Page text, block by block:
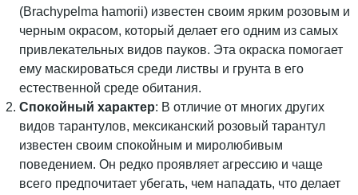
(Brachypelma hamorii) известен своим ярким розовым и
черным окрасом, который делает его одним из самых
привлекательных видов пауков. Эта окраска помогает
ему маскироваться среди листвы и грунта в его
естественной среде обитания.
Спокойный характер: В отличие от многих других
видов тарантулов, мексиканский розовый тарантул
известен своим спокойным и миролюбивым
поведением. Он редко проявляет агрессию и чаще
всего предпочитает убегать, чем нападать, что делает